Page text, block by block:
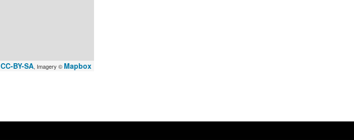
CC-BY-SA, Imagery © Mapbox